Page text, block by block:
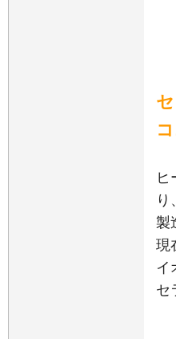
ヒ
製
現
イ
セ